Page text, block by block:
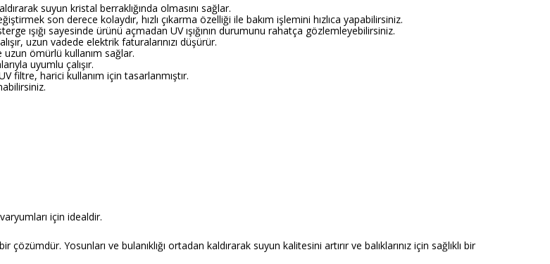
suyun kristal berraklığında olmasını sağlar.
son derece kolaydır, hızlı çıkarma özelliği ile bakım işlemini hızlıca yapabilirsiniz.
ışığı sayesinde ürünü açmadan UV ışığının durumunu rahatça gözlemleyebilirsiniz.
uzun vadede elektrik faturalarınızı düşürür.
uzun ömürlü kullanım sağlar.
uyumlu çalışır.
filtre, harici kullanım için tasarlanmıştır.
için idealdir.
Yosunları ve bulanıklığı ortadan kaldırarak suyun kalitesini artırır ve balıklarınız için sağlıklı bir